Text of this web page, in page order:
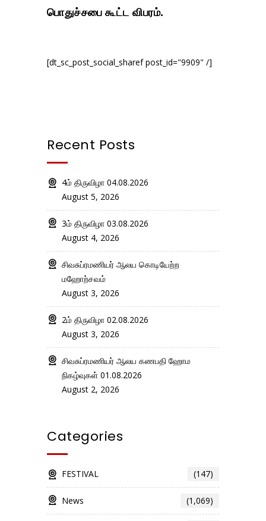
பொதுச்சபை கூட்ட விபரம்.
[dt_sc_post_social_sharef post_id="9909" /]
Recent Posts
4ம் திருவிழா 04.08.2026
August 5, 2026
3ம் திருவிழா 03.08.2026
August 4, 2026
சிவசுப்ரமணியர் ஆலய கொடியேற்ற
மஹோற்சவம்
August 3, 2026
2ம் திருவிழா 02.08.2026
August 3, 2026
சிவசுப்ரமணியர் ஆலய கணபதி ஹோம
நிகழ்வுகள் 01.08.2026
August 2, 2026
Categories
FESTIVAL (147)
News (1,069)